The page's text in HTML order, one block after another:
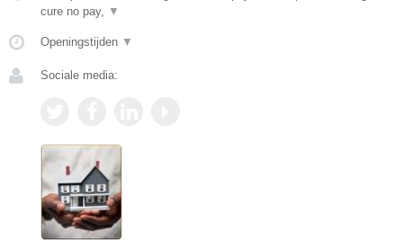
cure no pay, ▼
Openingstijden ▼
Sociale media: